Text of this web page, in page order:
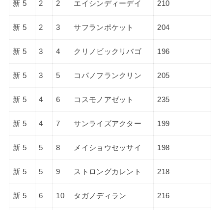
新 5 2 2 エイシンディーデイ 210
新 5 2 3 サフランポケット 204
新 5 3 4 クリノビックリバゴ 196
新 5 3 5 コパノフランクリン 205
新 5 4 6 コスモノアゼット 235
新 5 4 7 サンライズアクター 199
新 5 5 8 メイショウセッサイ 198
新 5 5 9 ストロングカレント 218
新 5 6 10 タガノディラン 216